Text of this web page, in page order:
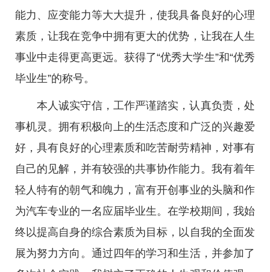
能力、应变能力等大大提升，使我具备良好的心理
素质，让我在竞争中拥有更大的优势，让我在人生
事业中走得更高更远。获得了“优秀大学生”和“优秀
毕业生”的称号。
本人诚实守信，工作严谨踏实，认真负责，处
事机灵。拥有积极向上的生活态度和广泛的兴趣爱
好，具有良好的心理素质和吃苦耐劳精神，对事有
自己的见解，并有较强的共事协作能力。我有着年
轻人特有的朝气和魄力，富有开创事业的头脑和作
为汽车专业的一名应届毕业生。在学校期间，我始
终以提高自身的综合素质为目标，以自我的全面发
展为努力方向。通过四年的学习和生活，并参加了